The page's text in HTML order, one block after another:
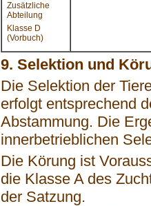
Zusätzliche
Abteilung
Klasse D
(Vorbuch)
9. Selektion und
Die Selektion der
erfolgt entsprechend
Abstammung. Die
innerbetrieblichen
Die Körung ist
die Klasse A des
der Satzung.